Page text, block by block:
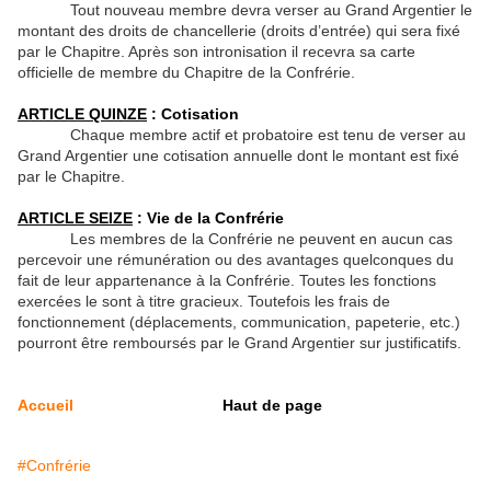
Tout nouveau membre devra verser au Grand Argentier le
montant des droits de chancellerie (droits d’entrée) qui sera fixé
par le Chapitre. Après son intronisation il recevra sa carte
officielle de membre du Chapitre de la Confrérie.
ARTICLE QUINZE : Cotisation
Chaque membre actif et probatoire est tenu de verser au
Grand Argentier une cotisation annuelle dont le montant est fixé
par le Chapitre.
ARTICLE SEIZE : Vie de la Confrérie
Les membres de la Confrérie ne peuvent en aucun cas
percevoir une rémunération ou des avantages quelconques du
fait de leur appartenance à la Confrérie. Toutes les fonctions
exercées le sont à titre gracieux. Toutefois les frais de
fonctionnement (déplacements, communication, papeterie, etc.)
pourront être remboursés par le Grand Argentier sur justificatifs.
Accueil Haut de page
#Confrérie